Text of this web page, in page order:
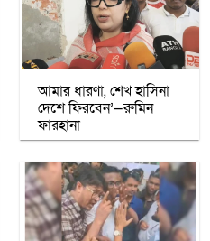
আমার ধারণা, শেখ হাসিনা
দেশে ফিরবেন’—রুমিন
ফারহানা